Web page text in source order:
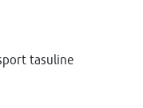
tasuline